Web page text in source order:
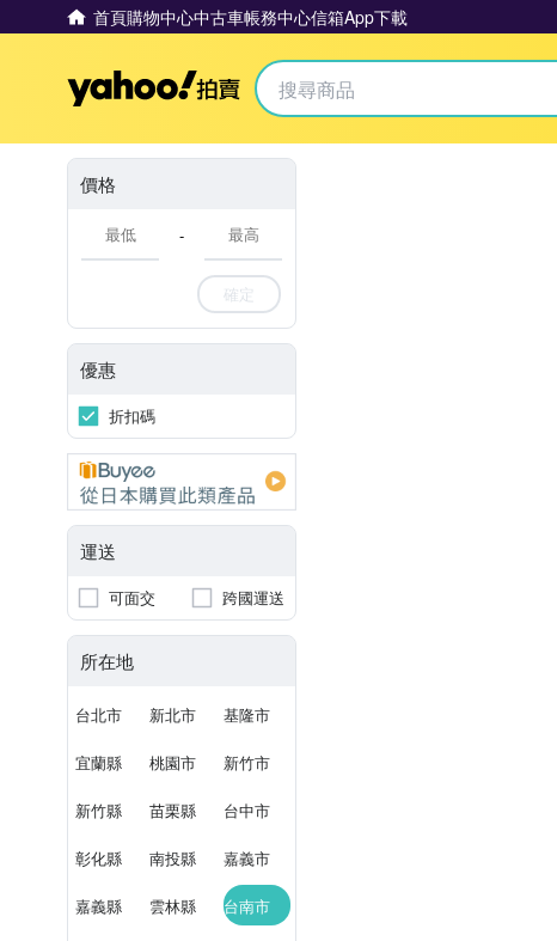
首頁購物中心中古車帳務中心信箱App下載
Yahoo拍賣
價格
-
確定
優惠
折扣碼
運送
可面交 跨國運送
所在地
台北市 新北市 基隆市
宜蘭縣 桃園市 新竹市
新竹縣 苗栗縣 台中市
彰化縣 南投縣 嘉義市
嘉義縣 雲林縣 台南市